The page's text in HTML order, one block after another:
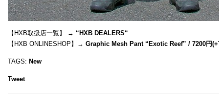
【HXB取扱店一覧】 → “HXB DEALERS“
【HXB ONLINESHOP】→ Graphic Mesh Pant “Exotic Reef” / 7200円
TAGS: New
Tweet